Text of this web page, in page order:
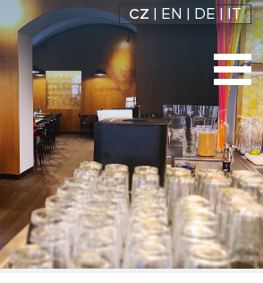
CZ EN DE|IT